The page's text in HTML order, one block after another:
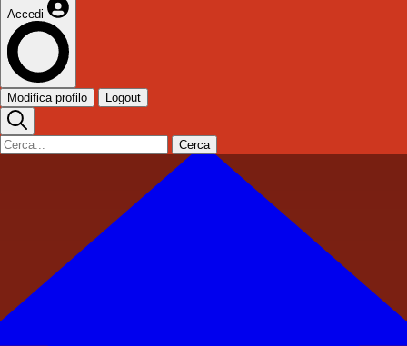
Accedi
Modifica profilo Logout
Cerca